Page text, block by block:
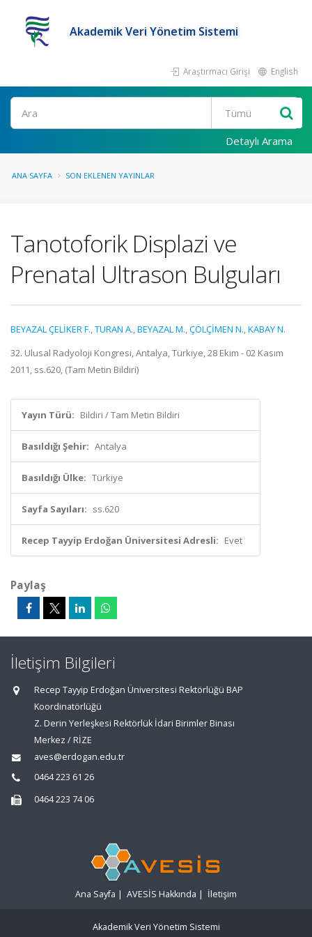
Akademik Veri Yönetim Sistemi
Araştırmacı Girişi English
Ara
Detaylı Arama
ANA SAYFA SON EKLENEN YAYINLAR
Tanotoforik Displazi ve
Prenatal Ultrason Bulguları
BEYAZAL ÇELİKER F.,TURAN A.,BEYAZAL M.,ÇÖLÇİMEN N.,KABAY N.
32. Ulusal Radyoloji Kongresi, Antalya, Türkiye, 28 Ekim - 02 Kasım
2011, ss.620, (Tam Metin Bildiri)
Yayın Türü: Bildiri / Tam Metin Bildiri
Basıldığı Şehir: Antalya
Basıldığı Ülke: Türkiye
Sayfa Sayıları: ss.620
Recep Tayyip Erdoğan Üniversitesi Adresli: Evet
Paylaş
İletişim Bilgileri
Recep Tayyip Erdoğan Üniversitesi Rektörlüğü BAP
Koordinatörlüğü
Z. Derin Yerleşkesi Rektörlük İdari Birimler Binası
Merkez / RİZE
aves@erdogan.edu.tr
0464 223 61 26
0464 223 74 06
Ana Sayfa | AVESİS Hakkında | İletişim
Akademik Veri Yönetim Sistemi